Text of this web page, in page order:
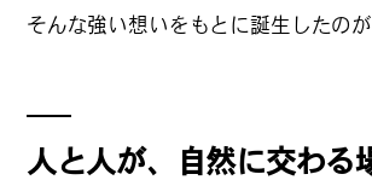
イベント
そんな強い想いをもとに誕生したのが
人と人が、自然に交わる